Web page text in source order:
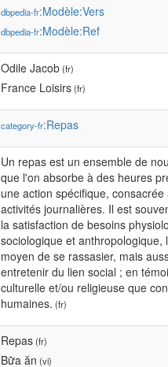
dbpedia-fr:Modèle:Vers
dbpedia-fr:Modèle:Ref
Odile Jacob(fr)
France Loisirs(fr)
category-fr:Repas
Un repas est un ensemble de
que l'on absorbe à des heures
une action spécifique,
activités journalières. Il est
la satisfaction de besoins
sociologique et
moyen de se rassasier, mais
entretenir du lien social ; en
culturelle et/ou religieuse que
humaines. (fr)
Repas(fr)
Bữa ăn (vi)